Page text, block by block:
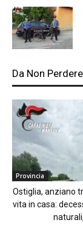
Da Non Perdere
Provincia
Ostiglia, anziano
vita in casa: